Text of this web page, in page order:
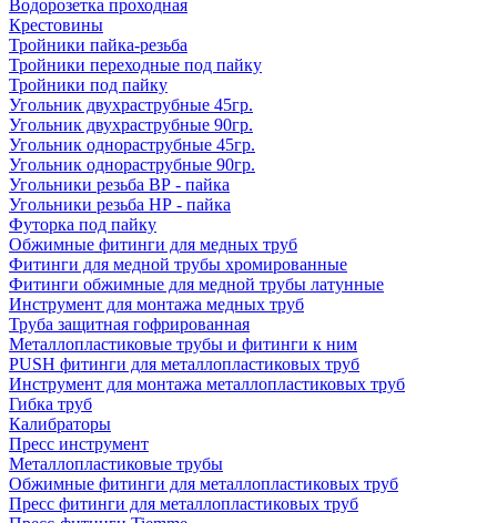
Водорозетка проходная
Крестовины
Тройники пайка-резьба
Тройники переходные под пайку
Тройники под пайку
Угольник двухраструбные 45гр.
Угольник двухраструбные 90гр.
Угольник однораструбные 45гр.
Угольник однораструбные 90гр.
Угольники резьба ВР - пайка
Угольники резьба НР - пайка
Футорка под пайку
Обжимные фитинги для медных труб
Фитинги для медной трубы хромированные
Фитинги обжимные для медной трубы латунные
Инструмент для монтажа медных труб
Труба защитная гофрированная
Металлопластиковые трубы и фитинги к ним
PUSH фитинги для металлопластиковых труб
Инструмент для монтажа металлопластиковых труб
Гибка труб
Калибраторы
Пресс инструмент
Металлопластиковые трубы
Обжимные фитинги для металлопластиковых труб
Пресс фитинги для металлопластиковых труб